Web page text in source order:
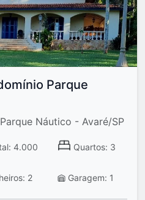
Parque
Náutico - Avaré/SP
4.000
Quartos: 3
2 Garagem: 1